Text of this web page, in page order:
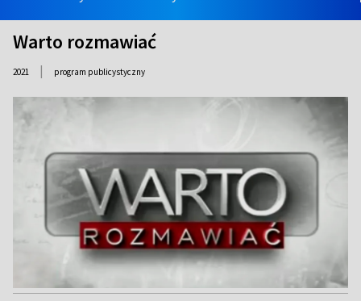
Warto rozmawiać
2021 | program publicystyczny